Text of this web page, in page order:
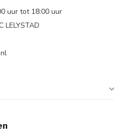
uur tot 18:00 uur
LELYSTAD